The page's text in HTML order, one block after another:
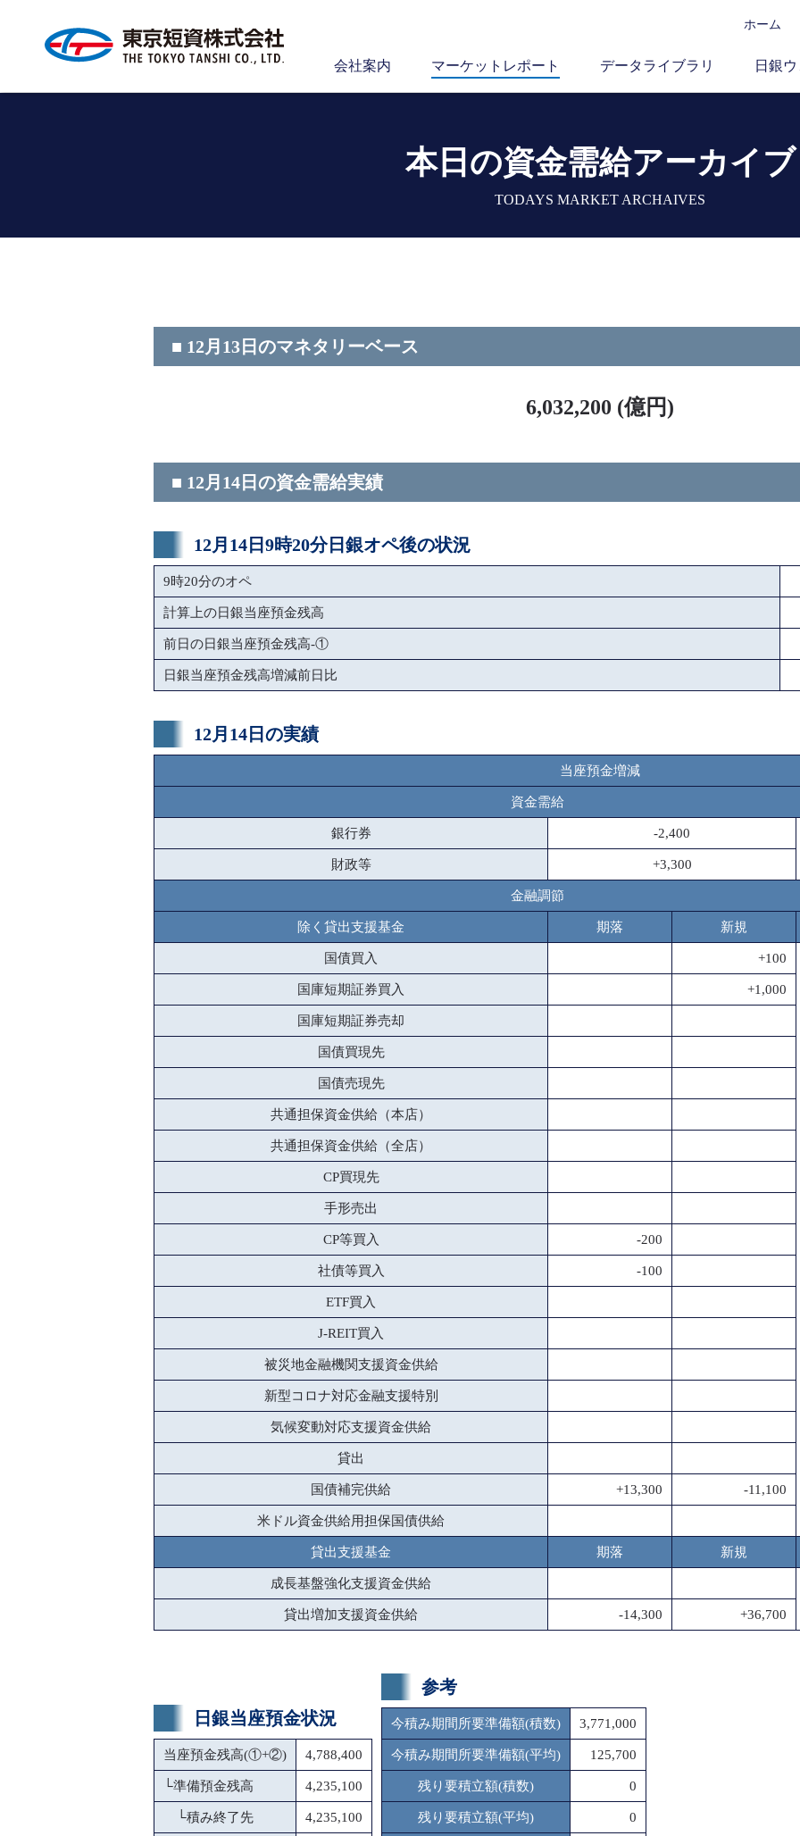
ホーム
会社案内 マーケットレポート データライブラリ 日銀
本日の資金需給アーカイブ
TODAYS MARKET ARCHAIVES
■ 12月13日のマネタリーベース
6,032,200 (億円)
■ 12月14日の資金需給実績
12月14日9時20分日銀オペ後の状況
9時20分のオペ
計算上の日銀当座預金残高
前日の日銀当座預金残高-①
日銀当座預金残高増減前日比
12月14日の実績
当座預金増減
資金需給
銀行券 -2,400
財政等 +3,300
金融調節
除く貸出支援基金 期落 新規
国債買入 +100
国庫短期証券買入 +1,000
国庫短期証券売却
国債買現先
国債売現先
共通担保資金供給（本店）
共通担保資金供給（全店）
CP買現先
手形売出
CP等買入 -200
社債等買入 -100
ETF買入
J-REIT買入
被災地金融機関支援資金供給
新型コロナ対応金融支援特別
気候変動対応支援資金供給
貸出
国債補完供給 +13,300 -11,100
米ドル資金供給用担保国債供給
貸出支援基金 期落 新規
成長基盤強化支援資金供給
貸出増加支援資金供給 -14,300 +36,700
日銀当座預金状況
当座預金残高(①+②) 4,788,400
└準備預金残高 4,235,100
└積み終了先 4,235,100
参考
今積み期間所要準備額(積数) 3,771,000
今積み期間所要準備額(平均) 125,700
残り要積立額(積数) 0
残り要積立額(平均) 0